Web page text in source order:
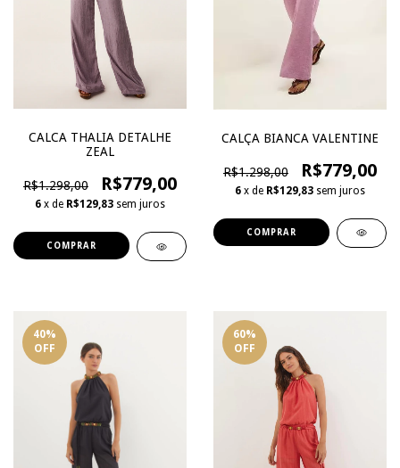
CALCA THALIA DETALHE
ZEAL
R$1.298,00 R$779,00
6 x de R$129,83 sem juros
COMPRAR
CALÇA BIANCA VALENTINE
R$1.298,00 R$779,00
6 x de R$129,83 sem juros
COMPRAR
40%
OFF
60%
OFF